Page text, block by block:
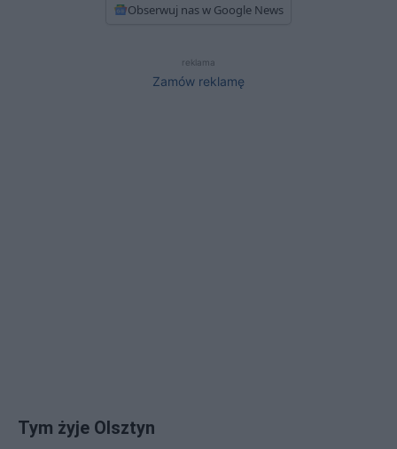
Obserwuj nas w Google News
reklama
Zamów reklamę
Tym żyje Olsztyn